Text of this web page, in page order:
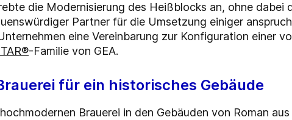
die Modernisierung des Heißblocks an, ohne dabei
Partner für die Umsetzung einiger
eine Vereinbarung zur Konfiguration einer
-Familie von GEA.
für ein historisches Gebäude
Brauerei in den Gebäuden von Roman